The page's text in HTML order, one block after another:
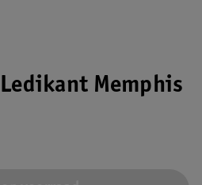
Memphis